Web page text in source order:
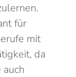
für
mit
da